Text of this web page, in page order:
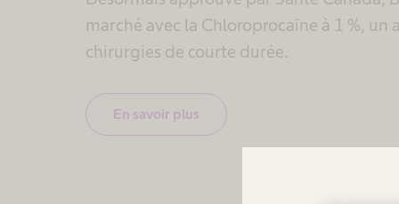
marché avec la Chloroprocaïne à 1 %,
chirurgies de courte durée.
En savoir plus